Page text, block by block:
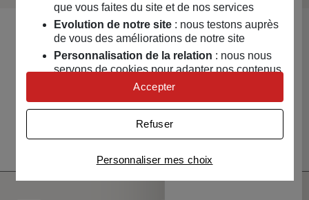
Vous aimerez aussi
Aller à l'élément précédent
que vous faites du site et de nos services
Evolution de notre site: nous testons auprès
de vous des améliorations de notre site
Personnalisation de la relation : nous nous
servons de cookies pour adapter nos contenus
et personnaliser nos offres
Univers publicitaire: nous utilisons avec nos
publicités personnalisées
Personnaliser mes choix
Refuser
Accepter